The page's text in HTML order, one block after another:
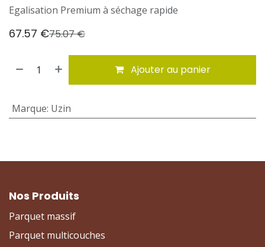
Egalisation Premium à séchage rapide
67.57 €75.07€
Ajouter au panier
Marque: Uzin
Nos Produits
Parquet massif
Parquet multicouches